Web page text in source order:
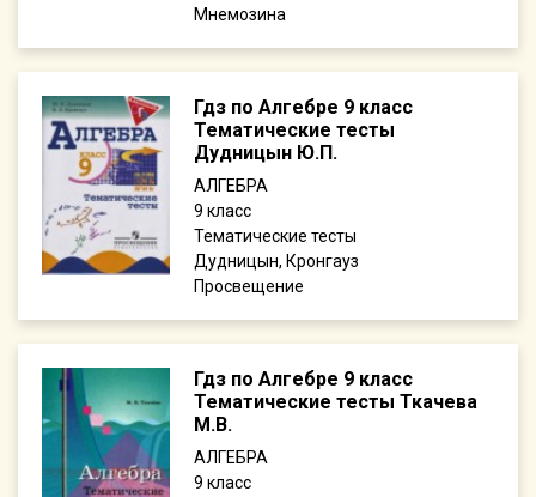
Мнемозина
Гдз по Алгебре 9 класс
Тематические тесты
Дудницын Ю.П.
АЛГЕБРА
9
Тематические тесты
Дудницын, Кронгауз
Просвещение
Гдз по Алгебре 9 класс
Тематические тесты Ткачева
М.В.
АЛГЕБРА
9